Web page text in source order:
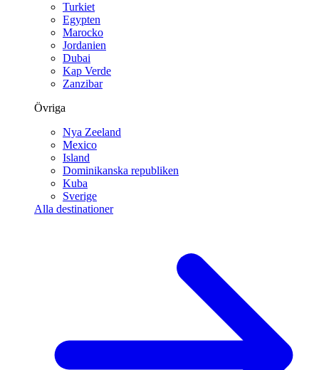
Turkiet
Egypten
Marocko
Jordanien
Dubai
Kap Verde
Zanzibar
Övriga
Nya Zeeland
Mexico
Island
Dominikanska republiken
Kuba
Sverige
Alla destinationer